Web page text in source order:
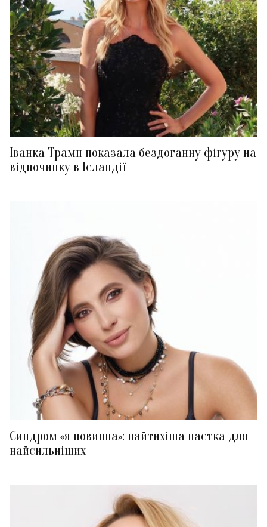
Іванка Трамп показала бездоганну фігуру на
відпочинку в Ісландії
Синдром «я повинна»: найтихіша пастка для
найсильніших